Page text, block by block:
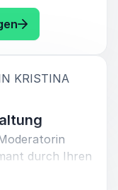
/ : Kristina zur
KRISTINA
durch Ihren
der